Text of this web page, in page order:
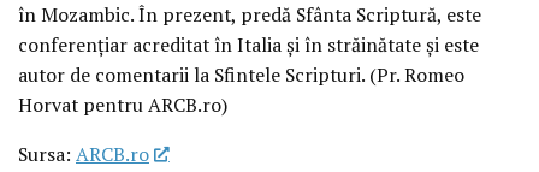
în Mozambic. În prezent, predă Sfânta Scriptură, este
conferențiar acreditat în Italia și în străinătate și este
autor de comentarii la Sfintele Scripturi. (Pr. Romeo
Horvat pentru ARCB.ro)
Sursa: ARCB.ro